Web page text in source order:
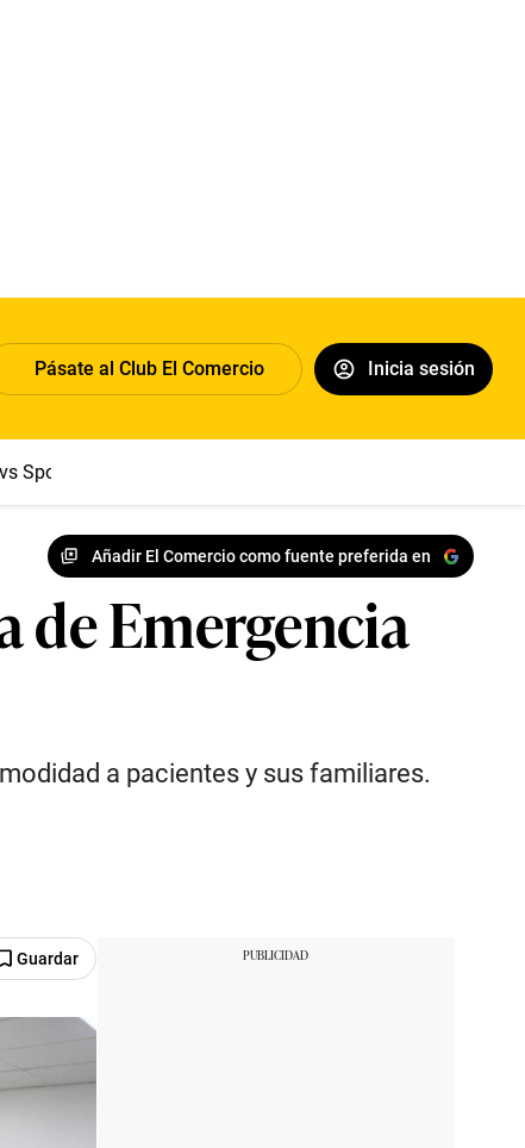
Pásate al Club El Comercio Inicia sesión
Sport Boys
Añadir El Comercio como fuente preferida en
de Emergencia
a pacientes y sus familiares.
Guardar